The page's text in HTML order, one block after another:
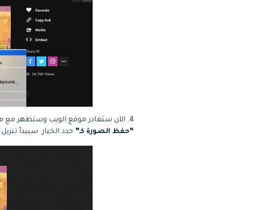
4. الآن ستغادر موقع الويب وستظهر مع محتوى GIF فقط ، انقر بزر الماوس الأيمن على GIF مرة أخرى وسترى الخيار
“حفظ الصورة كـ” حدد الخيار. سيبدأ تنزيل GIF على جهاز الكمبيوتر الخاص بك.